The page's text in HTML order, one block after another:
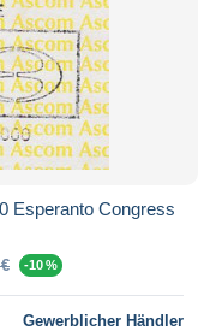
Esperanto Congress
-10 %
Gewerblicher Händler